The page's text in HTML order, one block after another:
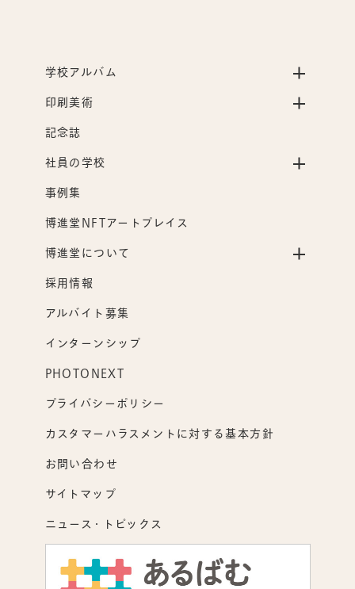
学校アルバム
印刷美術
記念誌
社員の学校
事例集
博進堂NFTアートプレイス
博進堂について
採用情報
アルバイト募集
インターンシップ
PHOTONEXT
プライバシーポリシー
カスタマーハラスメントに対する基本方針
お問い合わせ
サイトマップ
ニュース・トピックス